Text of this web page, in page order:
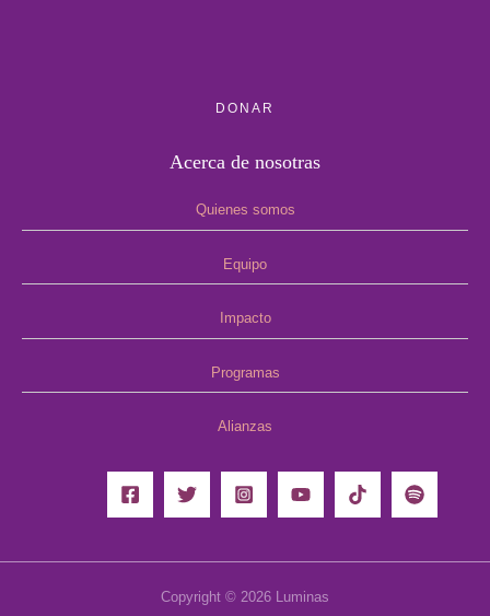
DONAR
Acerca de nosotras
Quienes somos
Equipo
Impacto
Programas
Alianzas
Copyright © 2026 Luminas